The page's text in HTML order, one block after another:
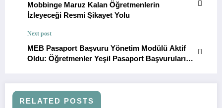
Mobbinge Maruz Kalan Öğretmenlerin
İzleyeceği Resmi Şikayet Yolu
Next post
MEB Pasaport Başvuru Yönetim Modülü Aktif
Oldu: Öğretmenler Yeşil Pasaport Başvurularını
RELATED POSTS